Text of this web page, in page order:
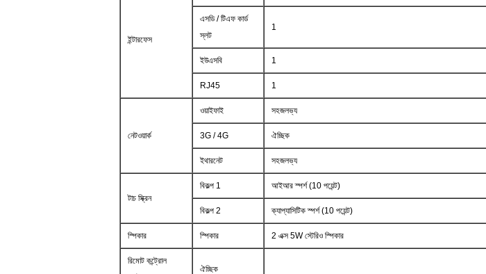
ইন্টারফেস
এসডি / টিএফ কার্ড
স্লট
1
ইউএসবি 1
RJ45 1
নেটওয়ার্ক
ওয়াইফাই সহজলভ্য
3G / 4G ঐচ্ছিক
ইথারনেট সহজলভ্য
টাচ স্ক্রিন
বিকল্প 1 আইআর স্পর্শ (10 পয়েন্ট)
বিকল্প 2 ক্যাপ্যাসিটিক স্পর্শ (10 পয়েন্ট)
স্পিকার স্পিকার 2 এক্স 5W স্টেরিও স্পিকার
রিমোট কন্ট্রোল
ঐচ্ছিক